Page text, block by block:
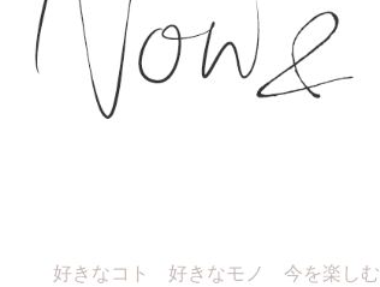
好きなコト 好きなモノ 今を楽しむ